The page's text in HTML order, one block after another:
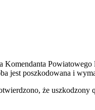
Komendanta
jest poszkodowana i
że uszkodzony